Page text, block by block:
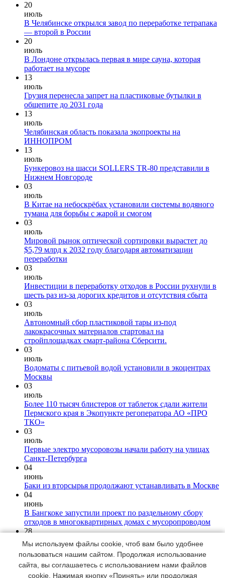
20
июль
В Челябинске открылся завод по переработке тетрапака
— второй в России
20
июль
В Лондоне открылась первая в мире сауна, которая
работает на мусоре
13
июль
Грузия перенесла запрет на пластиковые бутылки в
общепите до 2031 года
13
июль
Челябинская область показала экопроекты на
ИННОПРОМ
13
июль
Бункеровоз на шасси SOLLERS TR-80 представили в
Нижнем Новгороде
03
июль
В Китае на небоскрёбах установили системы водяного
тумана для борьбы с жарой и смогом
03
июль
Мировой рынок оптической сортировки вырастет до
$5,79 млрд к 2032 году благодаря автоматизации
переработки
03
июль
Инвестиции в переработку отходов в России рухнули в
шесть раз из-за дорогих кредитов и отсутствия сбыта
03
июль
Автономный сбор пластиковой тары из-под
лакокрасочных материалов стартовал на
стройплощадках смарт-района Сберсити.
03
июль
Водоматы с питьевой водой установили в экоцентрах
Москвы
03
июль
Более 110 тысяч блистеров от таблеток сдали жители
Пермского края в Экопункте регоператора АО «ПРО
ТКО»
03
июль
Первые электро мусоровозы начали работу на улицах
Санкт-Петербурга
04
июнь
Баки из вторсырья продолжают устанавливать в Москве
04
июнь
В Бангкоке запустили проект по раздельному сбору
отходов в многоквартирных домах с мусоропроводом
28
мая
Нейросеть выявила большое количество пластикового
мусора в природном заповеднике Дагестана
28
Мы используем файлы cookie, чтоб вам было удобнее
пользоваться нашим сайтом. Продолжая использование
сайта, вы соглашаетесь с использованием нами файлов
cookie. Нажимая кнопку «Принять» или продолжая